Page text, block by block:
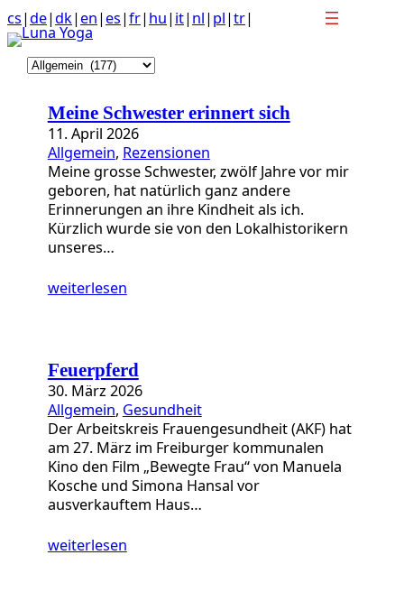
Anchor
link
to
top
Zum
Inhalt
springen
cs|de|dk| en| es|fr| hu| it| nl| pl|tr|
K
Meine Schwester erinnert sich
11. April 2026
Allgemein, Rezensionen
Meine grosse Schwester, zwölf Jahre vor mir
geboren, hat natürlich ganz andere
Erinnerungen an ihre Kindheit als ich.
Kürzlich wurde sie von den Lokalhistorikern
unseres…
weiterlesen
Feuerpferd
30. März 2026
Allgemein, Gesundheit
Der Arbeitskreis Frauengesundheit (AKF) hat
am 27. März im Freiburger kommunalen
Kino den Film „Bewegte Frau“ von Manuela
Kosche und Simona Hansal vor
ausverkauftem Haus…
weiterlesen